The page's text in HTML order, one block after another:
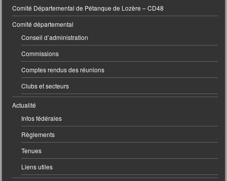
Comité Départemental de Pétanque de Lozère – CD48
Comité départemental
Conseil d’administration
Commissions
Comptes rendus des réunions
Clubs et secteurs
Actualité
Infos fédérales
Règlements
Tenues
Liens utiles